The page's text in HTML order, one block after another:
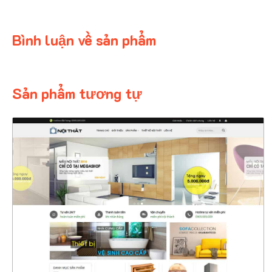
Bình luận về sản phẩm
Sản phẩm tương tự
4370